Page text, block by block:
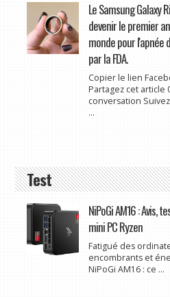
Le Samsung Galaxy
devenir le premier
monde pour l'apnée
par la FDA.
Copier le lien
Partagez cet article
conversation
...
Test
NiPoGi AM16 : Avis,
mini PC Ryzen
Fatigué des
encombrants et
NiPoGi AM16 : ce ...